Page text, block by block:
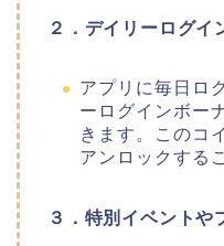
２．デイリーログイ
アプリに毎日ロ
ーログインボー
きます。このコ
アンロックする
３．特別イベントや